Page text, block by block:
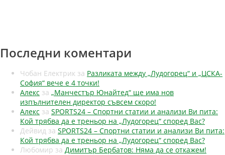
Последни коментари
Чобан Електрик за Разликата между „Лудогорец“ и „ЦСКА-
София“ вече е 4 точки!
Алекс за „Манчестър Юнайтед“ ще има нов
изпълнителен директор съвсем скоро!
Алекс за SPORTS24 – Спортни статии и анализи Ви пита:
Кой трябва да е треньор на „Лудогорец“ според Вас?
Дейвид за SPORTS24 – Спортни статии и анализи Ви пита:
Кой трябва да е треньор на „Лудогорец“ според Вас?
Любомир за Димитър Бербатов: Няма да се откажем!